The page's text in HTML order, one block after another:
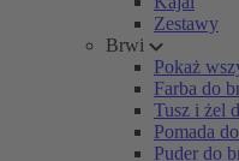
Zestawy
Brwi
Pokaż
Farba do
Tusz i żel
Pomada
Puder do